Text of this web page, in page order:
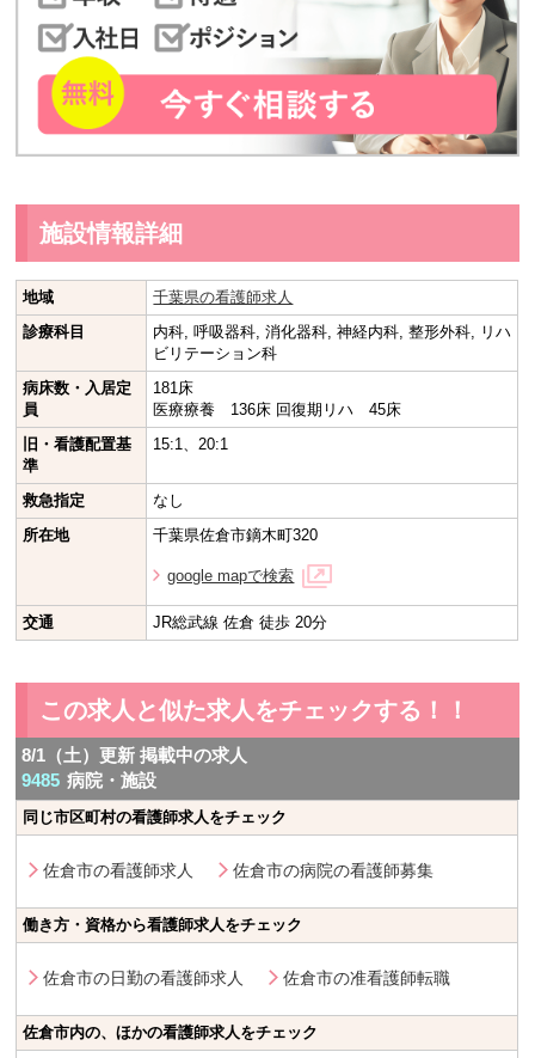
施設情報詳細
地域
千葉県の看護師求人
診療科目
内科, 呼吸器科, 消化器科, 神経内科, 整形外科, リハ
ビリテーション科
病床数・入居定
員
181床
医療療養 136床 回復期リハ 45床
旧・看護配置基
準
15:1、20:1
救急指定
なし
所在地
千葉県佐倉市鏑木町320
google mapで検索
交通 JR総武線 佐倉 徒歩 20分
この求人と似た求人をチェックする！！
8/1（土）更新 掲載中の求人
9485 病院・施設
同じ市区町村の看護師求人をチェック
佐倉市の看護師求人 佐倉市の病院の看護師募集
働き方・資格から看護師求人をチェック
佐倉市の日勤の看護師求人 佐倉市の准看護師転職
佐倉市内の、ほかの看護師求人をチェック